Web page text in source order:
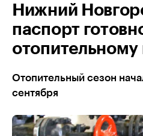
Нижний
паспорт
Отопительный сезон
сентября